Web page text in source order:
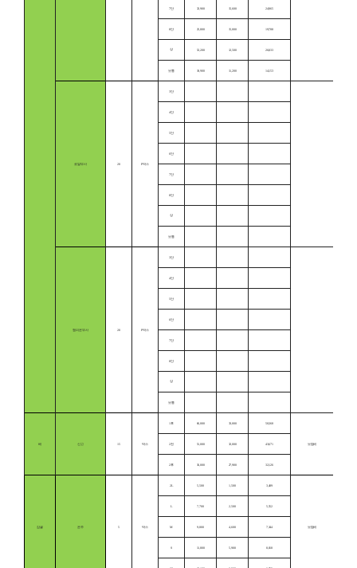
7단 32,900 15,600 24,965
8단 25,800 15,000 19,788
상 52,200 12,500 26,033
보통 18,900 11,200 14,153
로얄부사 20 P박스
3단
4단
5단
6단
7단
8단
상
보통
챔피온부사 20 P박스
3단
4단
5단
6단
7단
8단
상
보통
배 신고 15 박스
1후 66,000 33,000 50,368
보합세
2전 51,000 32,000 43,671
2후 36,000 27,900 32,126
감귤 온주 5 박스
2L 5,500 1,500 3,409
보합세
L 7,700 2,500 5,552
M 9,800 4,600 7,344
S 11,800 5,900 8,018